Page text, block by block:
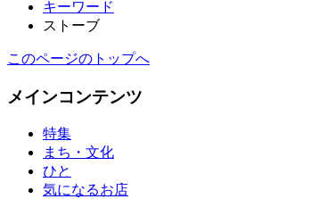
キーワード
ストーブ
このページのトップへ
メインコンテンツ
特集
まち・文化
ひと
気になるお店